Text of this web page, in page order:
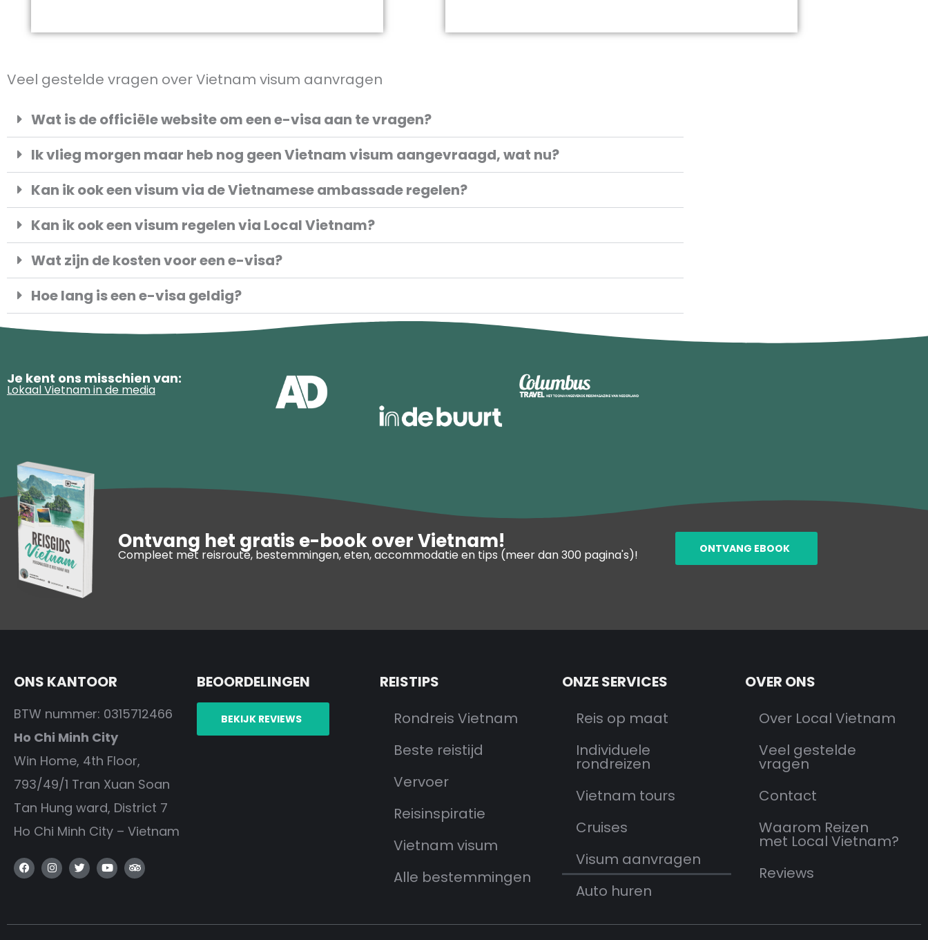
Veel gestelde vragen over Vietnam visum aanvragen
Wat is de officiële website om een e-visa aan te vragen?
Ik vlieg morgen maar heb nog geen Vietnam visum aangevraagd, wat nu?
Kan ik ook een visum via de Vietnamese ambassade regelen?
Kan ik ook een visum regelen via Local Vietnam?
Wat zijn de kosten voor een e-visa?
Hoe lang is een e-visa geldig?
Je kent ons misschien van:
Lokaal Vietnam in de media
Ontvang het gratis e-book over Vietnam!
Compleet met reisroute, bestemmingen, eten, accommodatie en tips (meer dan 300 pagina's)! ONTVANG EBOOK
ONS KANTOOR
BTW nummer: 0315712466
Ho Chi Minh City
Win Home, 4th Floor,
793/49/1 Tran Xuan Soan
Tan Hung ward, District 7
Ho Chi Minh City – Vietnam
F
a
o
I
n
g
T
w
e
Y
o
b
T
r
d
BEOORDELINGEN
BEKIJK REVIEWS
REISTIPS
Rondreis Vietnam
Beste reistijd
Vervoer
Reisinspiratie
Vietnam visum
Alle bestemmingen
ONZE SERVICES
Reis op maat
Individuele
rondreizen
Vietnam tours
Cruises
Visum aanvragen
Auto huren
OVER ONS
Over Local Vietnam
Veel gestelde
vragen
Contact
Waarom Reizen
met Local Vietnam?
Reviews